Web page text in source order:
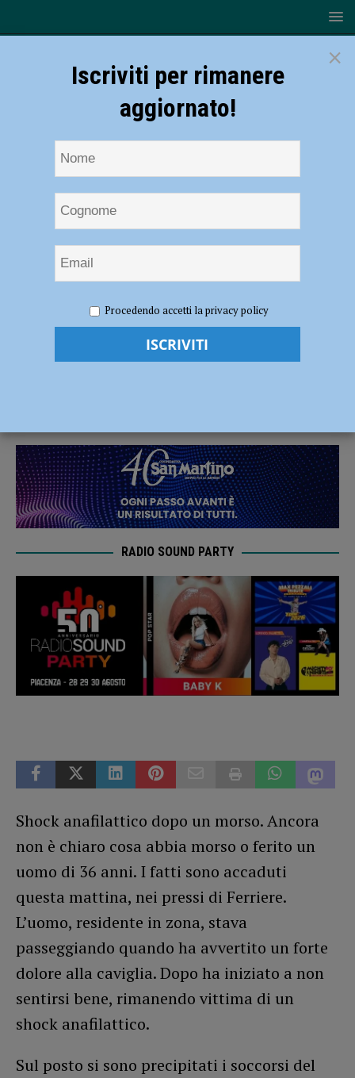
anafilattico dopo il morso di un animale, 36enne al pronto soccorso
Shock anafilattico dopo il morso di un
RADIO SOUND PARTY
Shock anafilattico dopo un morso. Ancora
non è chiaro cosa abbia morso o ferito un
uomo di 36 anni. I fatti sono accaduti
questa mattina, nei pressi di Ferriere.
L’uomo, residente in zona, stava
passeggiando quando ha avvertito un forte
dolore alla caviglia. Dopo ha iniziato a non
sentirsi bene, rimanendo vittima di un
shock anafilattico.
Sul posto si sono precipitati i soccorsi del
×
Iscriviti per rimanere
aggiornato!
Procedendo accetti la privacy policy